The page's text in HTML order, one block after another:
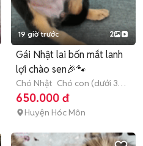
19 giờ trước 2
Gái Nhật lai bốn mắt lanh
lợi chào sen🎉🐾
Chó Nhật Chó con (dưới 3
tháng tuổi)
650.000 đ
Huyện Hóc Môn